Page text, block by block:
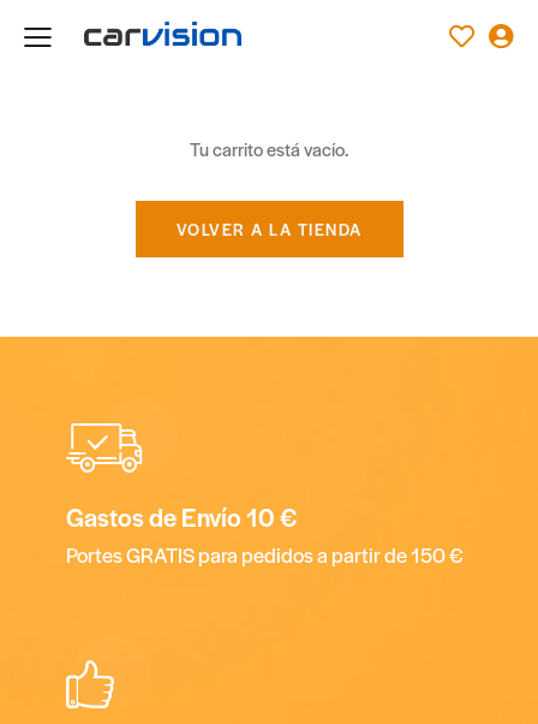
Tu carrito está vacío.
VOLVER A LA TIENDA
Gastos de Envío 10 €
Portes GRATIS para pedidos a partir de 150 €